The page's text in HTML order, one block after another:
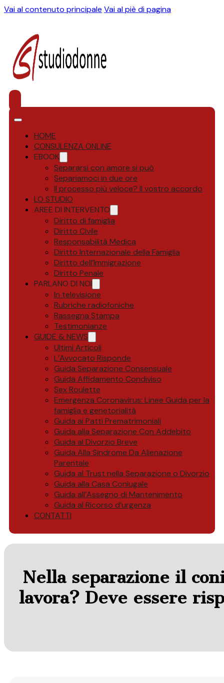
Vai al contenuto principale Vai al piè di pagina
HOME
CONSULENZA ONLINE
EBOOK
Separarsi con amore si può
Separiamoci in due ore
Il processo più veloce? Il vostro accordo
LO STUDIO
AREE DI INTERVENTO
Diritto di famiglia
Diritto Civile
Responsabilità Medica
Diritto Internazionale della Famiglia
Diritto dell’Immigrazione
Diritto Penale
PARLANO DI NOI
In televisione
Rubriche radiofoniche
Rassegna Stampa
Testimonianze
GUIDE & NEWS
Ultimi Articoli
L’Avvocato Risponde
Guida Separazione Consensuale
Guida Affidamento Condiviso
Sex Roulette
Emergenza Coronavirus: Linee Guida per la
famiglia e genetorialità
Guida ai Patti Prematrimoniali
Guida alla Separazione Con Addebito
Guida al Divorzio Breve
Guida Alla Sindrome Da Alienazione
Parentale
Guida al Trust nella Separazione o Divorzio
Guida alla Casa Coniugale
Guida all’Assegno di Mantenimento
Guida al Ricorso d’urgenza
CONTATTI
Nella separazione il
lavora? Deve essere